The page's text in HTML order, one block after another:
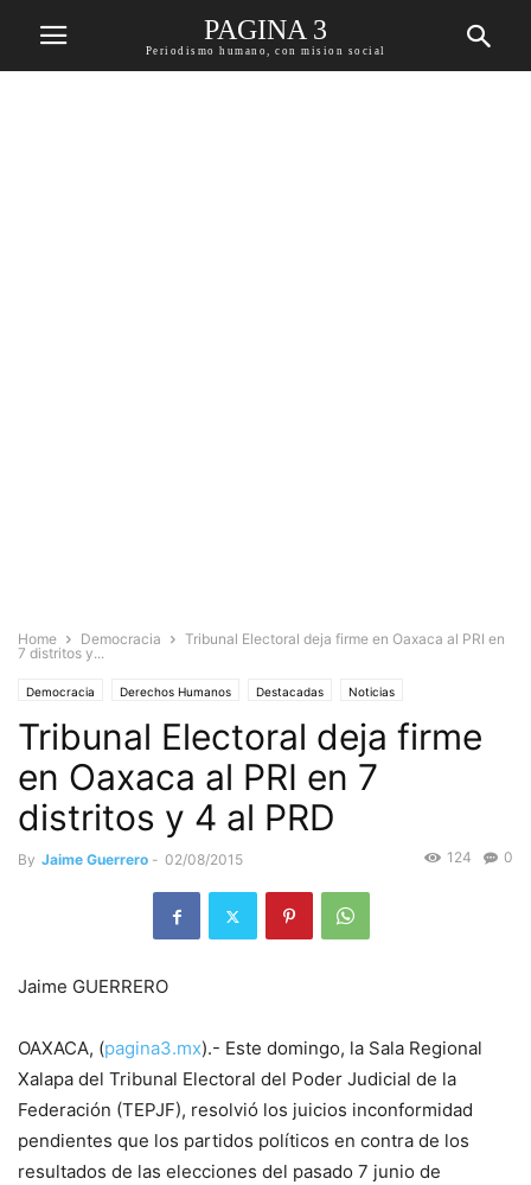
PAGINA 3
Periodismo humano, con mision social
Home Democracia
Tribunal Electoral deja firme en Oaxaca al PRI en
7 distritos y...
Democracia Derechos Humanos Destacadas Noticias
Tribunal Electoral deja firme
en Oaxaca al PRI en 7
distritos y 4 al PRD
By Jaime Guerrero - 02/08/2015 0
124
Jaime GUERRERO
OAXACA, (pagina3.mx).- Este domingo, la Sala Regional
Xalapa del Tribunal Electoral del Poder Judicial de la
Federación (TEPJF), resolvió los juicios inconformidad
pendientes que los partidos políticos en contra de los
resultados de las elecciones del pasado 7 junio de